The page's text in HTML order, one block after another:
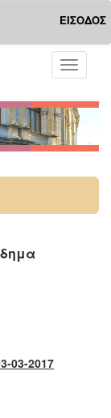
ΕΙΣΟΔΟΣ
Toggle
03-2017